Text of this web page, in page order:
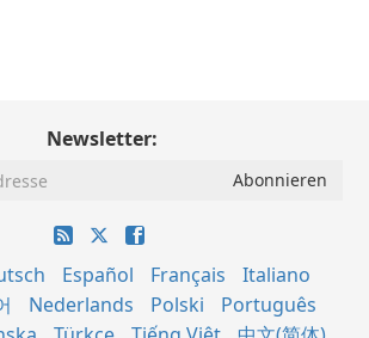
Newsletter:
Español Français
Italiano
Nederlands Polski
Português